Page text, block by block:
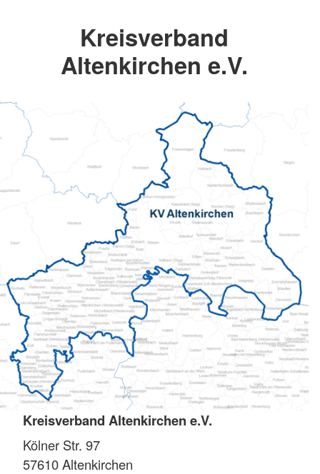
Kreisverband
Altenkirchen e.V.
Kreisverband Altenkirchen e.V.
Kölner Str. 97
57610Altenkirchen